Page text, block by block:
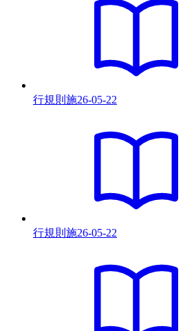
行規則 施26-05-22
行規則 施26-05-22